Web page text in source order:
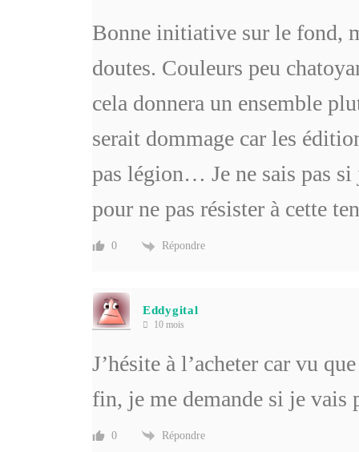
Bonne initiative sur le fond,
doutes. Couleurs peu
cela donnera un ensemble
serait dommage car les
pas légion… Je ne sais pas
pour ne pas résister à cette
0 Répondre
Eddygital
10 mois
J’hésite à l’acheter car vu
fin, je me demande si je vais
0 Répondre